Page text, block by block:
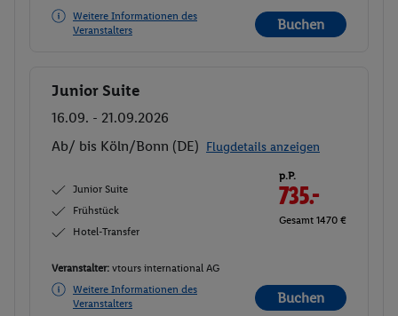
Weitere Informationen des
Veranstalters
Buchen
Buchen
Junior Suite
16.09. - 21.09.2026
Ab/ bis Köln/Bonn (DE) Flugdetails anzeigen
Junior Suite
Frühstück
Hotel-Transfer
p.P.
735.-
Gesamt 1470 €
Veranstalter: vtours international AG
Weitere Informationen des
Veranstalters
Buchen